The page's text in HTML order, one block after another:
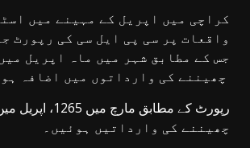
کراچی میں اپریل کے مہینے میں
واقعات پر سی پی ایل سی کی رپورٹ
جس کے مطابق شہر میں ماہ اپریل
چھیننے کی وارداتیں ہوئیں۔